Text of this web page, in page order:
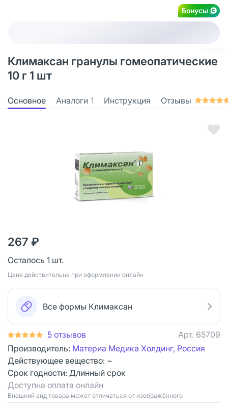
Бонусы
Климаксан гранулы гомеопатические
10 г 1 шт
Основное Аналоги 1 Инструкция Отзывы
267 ₽
Осталось 1 шт.
Цена действительна при оформлении онлайн
Все формы Климаксан
5 отзывов Арт. 65709
Производитель: Материа Медика Холдинг, Россия
Действующее вещество: ~
Срок годности: Длинный срок
Доступна оплата онлайн
Bнешний вид товара может отличаться от изображённого